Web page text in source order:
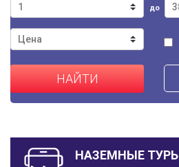
до
НАЙТИ
НАЗЕМНЫЕ